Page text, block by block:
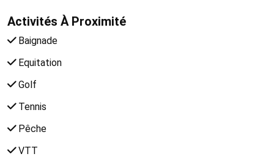
Activités À Proximité
Baignade
Equitation
Golf
Tennis
Pêche
VTT